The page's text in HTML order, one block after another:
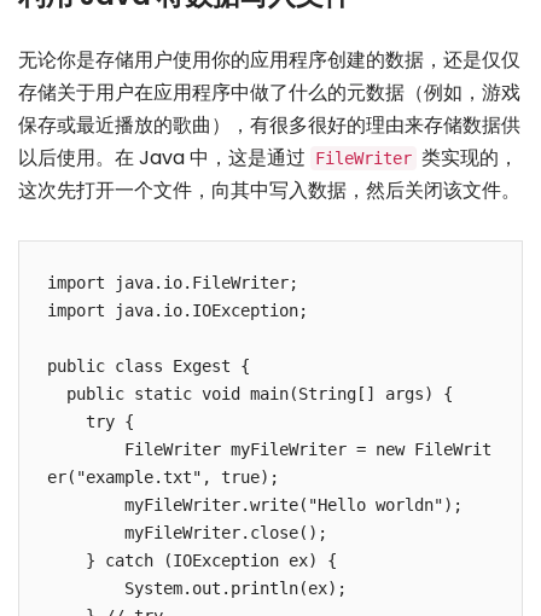
无论你是存储用户使用你的应用程序创建的数据，还是仅仅
存储关于用户在应用程序中做了什么的元数据（例如，游戏
保存或最近播放的歌曲），有很多很好的理由来存储数据供
以后使用。在 Java 中，这是通过
FileWriter 类实现的，
这次先打开一个文件，向其中写入数据，然后关闭该文件。
import java.io.FileWriter;
import java.io.IOException;
public class Exgest {
    try {
er("example.txt", true);
        myFileWriter.write("Hello worldn");
        myFileWriter.close();